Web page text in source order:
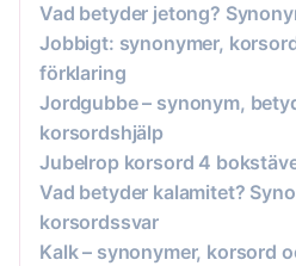
Vad betyder jetong?
Jobbigt: synonymer,
förklaring
Jordgubbe – synonym,
korsordshjälp
Jubelrop korsord 4
Vad betyder kalamitet?
korsordssvar
Kalk – synonymer, korsord